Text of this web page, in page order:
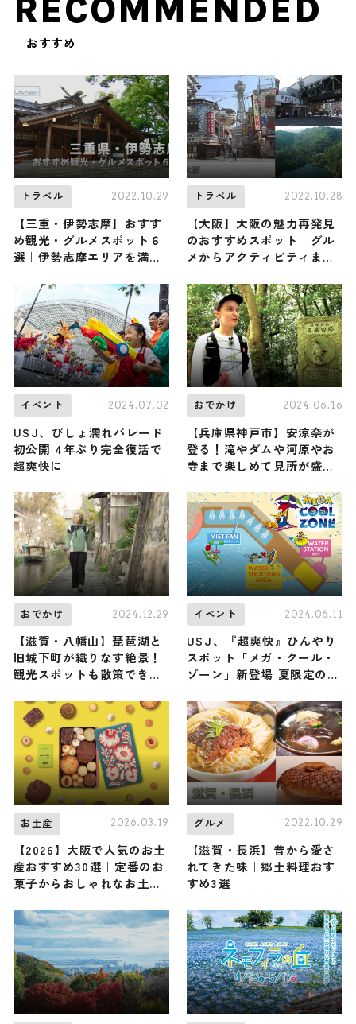
RECOMMENDED
おすすめ
トラベル 2022.10.29
【三重・伊勢志摩】おすす
め観光・グルメスポット６
選｜伊勢志摩エリアを満喫
介！
トラベル 2022.10.28
【大阪】大阪の魅力再発見
のおすすめスポット｜グル
メからアクティビティまで
イベント 2024.07.02
USJ、びしょ濡れパレード
初公開 4年ぶり完全復活で
超爽快に
おでかけ 2024.06.16
【兵庫県神戸市】安涼奈が
登る！滝やダムや河原やお
寺まで楽しめて見所が盛り
りやすい再度山（登山で頂
きメシ！コラボ企画）
おでかけ 2024.12.29
【滋賀・八幡山】琵琶湖と
旧城下町が織りなす絶景！
観光スポットも散策できる
代表の狩野舞子さんが登頂
（登山で頂きメシ！コラボ
企画）
イベント 2024.06.11
USJ、『超爽快』ひんやり
スポット「メガ・クール・
ゾーン」新登場 夏限定のフ
お土産 2026.03.19
【2026】大阪で人気のお土
産おすすめ30選｜定番のお
菓子からおしゃれなお土
まで幅広く紹介
グルメ 2022.10.29
【滋賀・長浜】昔から愛さ
れてきた味｜郷土料理おす
すめ3選